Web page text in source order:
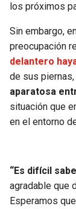
los próximos
Sin embargo,
preocupación
delantero
de sus
aparatosa
situación que
en el entorno
“Es difícil
agradable que
Esperamos